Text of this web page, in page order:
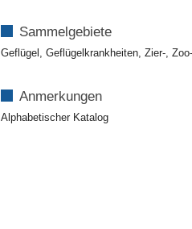
Sammelgebiete
Geflügel, Geflügelkrankheiten, Zier-,
Anmerkungen
Alphabetischer Katalog